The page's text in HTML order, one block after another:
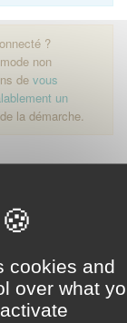
cookies and
over what
?
non
de vous
un
la démarche.